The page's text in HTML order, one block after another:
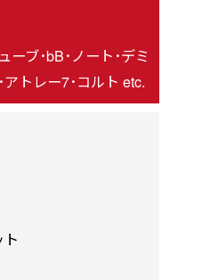
ーブ･bB･ノート･デミ
トレー7･コルト etc.